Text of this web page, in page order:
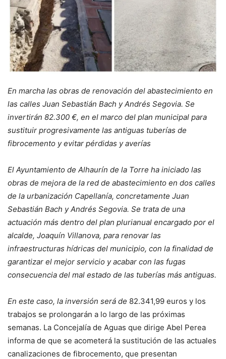
En marcha las obras de renovación del abastecimiento en
las calles Juan Sebastián Bach y Andrés Segovia. Se
invertirán 82.300 €, en el marco del plan municipal para
sustituir progresivamente las antiguas tuberías de
fibrocemento y evitar pérdidas y averías
El Ayuntamiento de Alhaurín de la Torre ha iniciado las
obras de mejora de la red de abastecimiento en dos calles
de la urbanización Capellanía, concretamente Juan
Sebastián Bach y Andrés Segovia. Se trata de una
actuación más dentro del plan plurianual encargado por el
alcalde, Joaquín Villanova, para renovar las
infraestructuras hídricas del municipio, con la finalidad de
garantizar el mejor servicio y acabar con las fugas
consecuencia del mal estado de las tuberías más antiguas.
En este caso, la inversión será de 82.341,99 euros y los
trabajos se prolongarán a lo largo de las próximas
semanas. La Concejalía de Aguas que dirige Abel Perea
informa de que se acometerá la sustitución de las actuales
canalizaciones de fibrocemento, que presentan